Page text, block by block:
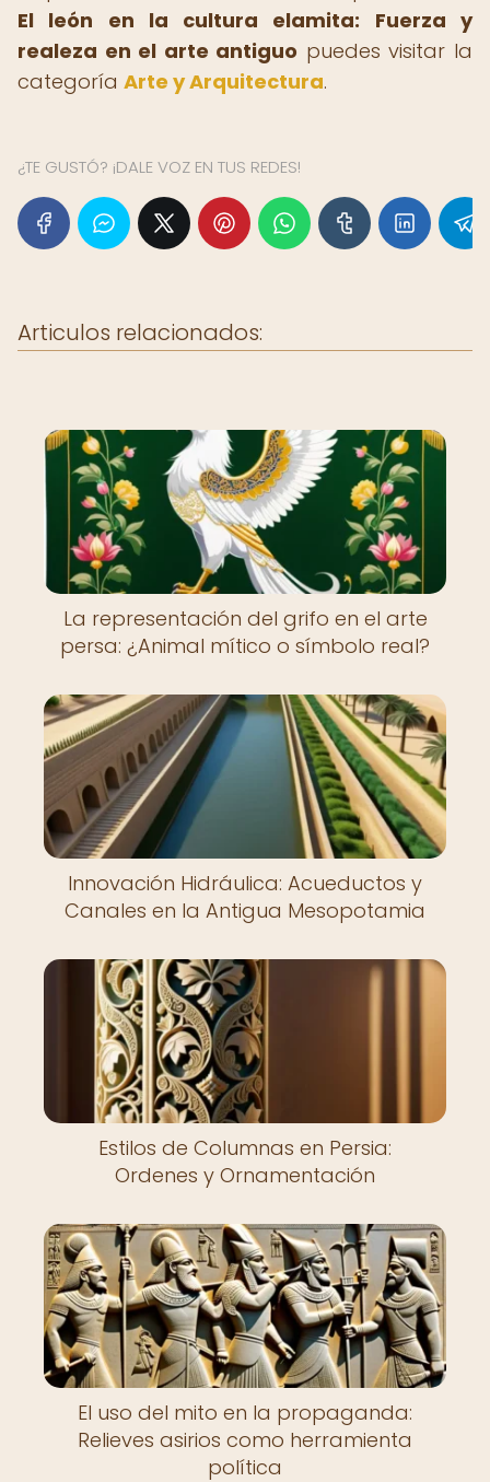
El león en la cultura elamita: Fuerza y
realeza en el arte antiguo puedes visitar la
categoría Arte y Arquitectura.
¿TE GUSTÓ? ¡DALE VOZ EN TUS REDES!
Articulos relacionados:
La representación del grifo en el arte
persa: ¿Animal mítico o símbolo real?
Innovación Hidráulica: Acueductos y
Canales en la Antigua Mesopotamia
Estilos de Columnas en Persia:
Ordenes y Ornamentación
El uso del mito en la propaganda:
Relieves asirios como herramienta
política